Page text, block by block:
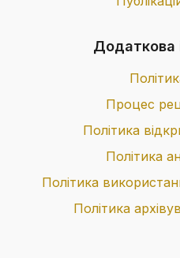
Додаткова
Процес
Політика
Політика
Політика
Політика